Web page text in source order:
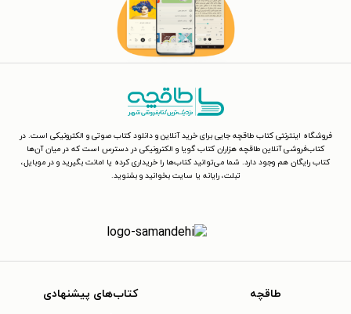
فروشگاه اینترنتی کتاب طاقچه جایی برای خرید آنلاین و دانلود کتاب صوتی و الکترونیکی است. در
کتاب‌فروشی آنلاین طاقچه هزاران کتاب گویا و الکترونیکی در دسترس است که در میان آن‌ها
کتاب رایگان هم وجود دارد. شما می‌توانید کتاب‌ها را خریداری کرده یا امانت بگیرید و در موبایل،
تبلت، رایانه یا سایت بخوانید و بشنوید.
طاقچه کتاب‌های پیشنهادی